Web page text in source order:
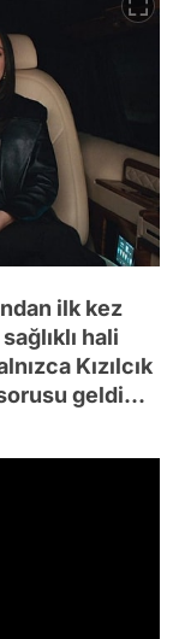
ilk kez
hali
Kızılcık
geldi...